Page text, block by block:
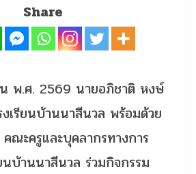
Share
พ.ศ. 2569 นายอภิชาติ หงษ์
เรียนบ้านนาสีนวล พร้อมด้วย
ณะครูและบุคลากรทางการ
นบ้านนาสีนวล ร่วมกิจกรรม